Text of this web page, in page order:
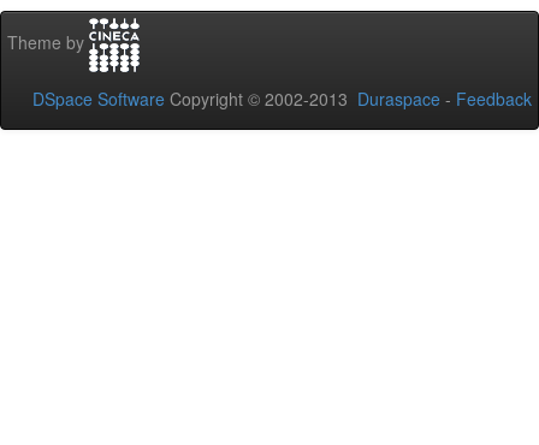
Theme by
DSpace Software Copyright © 2002-2013 Duraspace - Feedback